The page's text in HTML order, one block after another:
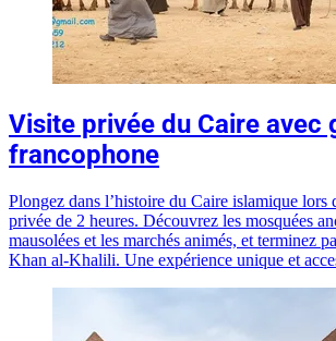
Visite privée du Caire avec
francophone
Plongez dans l’histoire du Caire islamique lors
privée de 2 heures. Découvrez les mosquées
mausolées et les marchés animés, et terminez
Khan al-Khalili. Une expérience unique et